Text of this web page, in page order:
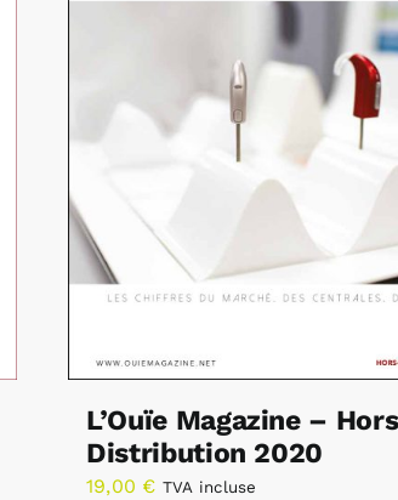
L’Ouïe Magazine –
Distribution 2020
19,00 € TVA incluse